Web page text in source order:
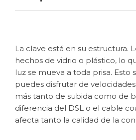
La clave está en su estructura.
hechos de vidrio o plástico, lo
luz se mueva a toda prisa. Esto
puedes disfrutar de
más tanto de subida como de
diferencia del DSL o el cable
afecta tanto la calidad de la